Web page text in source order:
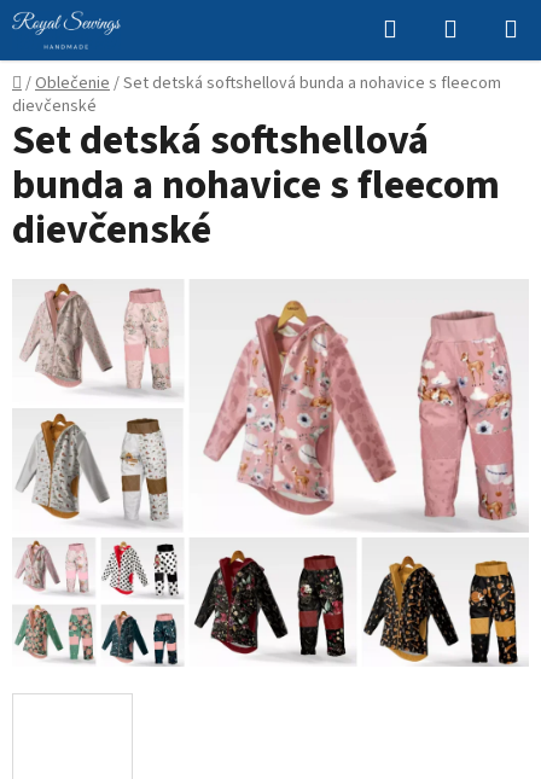
Prejsť
na
obsah
Hľadať
KOŠÍK
Domov
/Oblečenie/Set detská softshellová bunda a nohavice s fleecom
dievčenské
Set detská softshellová
bunda a nohavice s fleecom
dievčenské